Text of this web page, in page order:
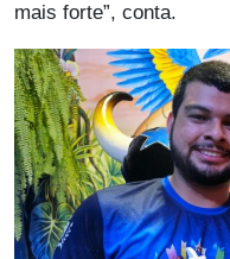
mais forte”, conta.